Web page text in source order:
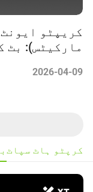
کریپٹو
مارکیٹس): بٹ
2026-04-09
کرپٹو ہاٹ سپاٹ